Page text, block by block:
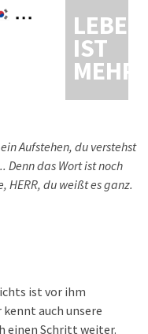
LEBEN
IST
MEHR
Aufstehen, du verstehst
Denn das Wort ist noch
HERR, du weißt es ganz.
ist vor ihm
kennt auch unsere
einen Schritt weiter.